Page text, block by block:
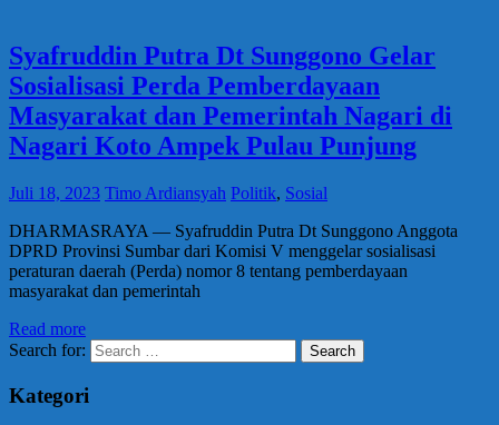
Syafruddin Putra Dt Sunggono Gelar
Sosialisasi Perda Pemberdayaan
Masyarakat dan Pemerintah Nagari di
Nagari Koto Ampek Pulau Punjung
Juli 18, 2023 Timo Ardiansyah Politik, Sosial
DHARMASRAYA — Syafruddin Putra Dt Sunggono Anggota
DPRD Provinsi Sumbar dari Komisi V menggelar sosialisasi
peraturan daerah (Perda) nomor 8 tentang pemberdayaan
masyarakat dan pemerintah
Read more
Search for:
Search
Kategori